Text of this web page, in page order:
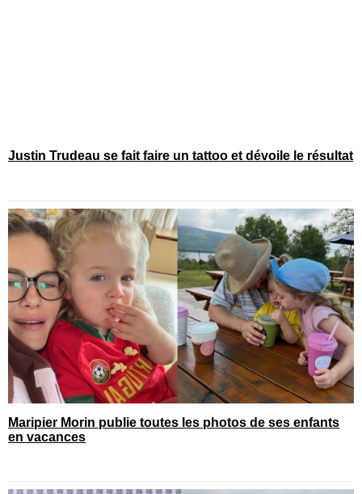
Justin Trudeau se fait faire un tattoo et dévoile le résultat
Maripier Morin publie toutes les photos de ses enfants
en vacances